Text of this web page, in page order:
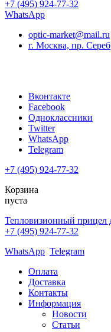
+7 (495) 924-77-32
WhatsApp
optic-market@mail.ru
г. Москва, пр.
Вконтакте
Facebook
Одноклассники
Twitter
WhatsApp
Telegram
+7 (495) 924-77-32
Корзина
пуста
Тепловизионный прицел
+7 (495) 924-77-32
WhatsApp Telegram
Оплата
Доставка
Контакты
Информация
Новости
Статьи